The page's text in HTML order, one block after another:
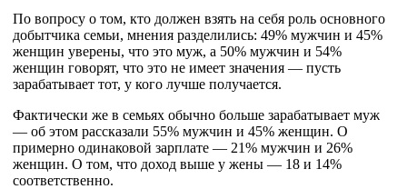
По вопросу о том, кто должен взять на себя роль основного
добытчика семьи, мнения разделились: 49% мужчин и 45%
женщин уверены, что это муж, а 50% мужчин и 54%
женщин говорят, что это не имеет значения — пусть
зарабатывает тот, у кого лучше получается.
Фактически же в семьях обычно больше зарабатывает муж
— об этом рассказали 55% мужчин и 45% женщин. О
примерно одинаковой зарплате — 21% мужчин и 26%
женщин. О том, что доход выше у жены — 18 и 14%
соответственно.